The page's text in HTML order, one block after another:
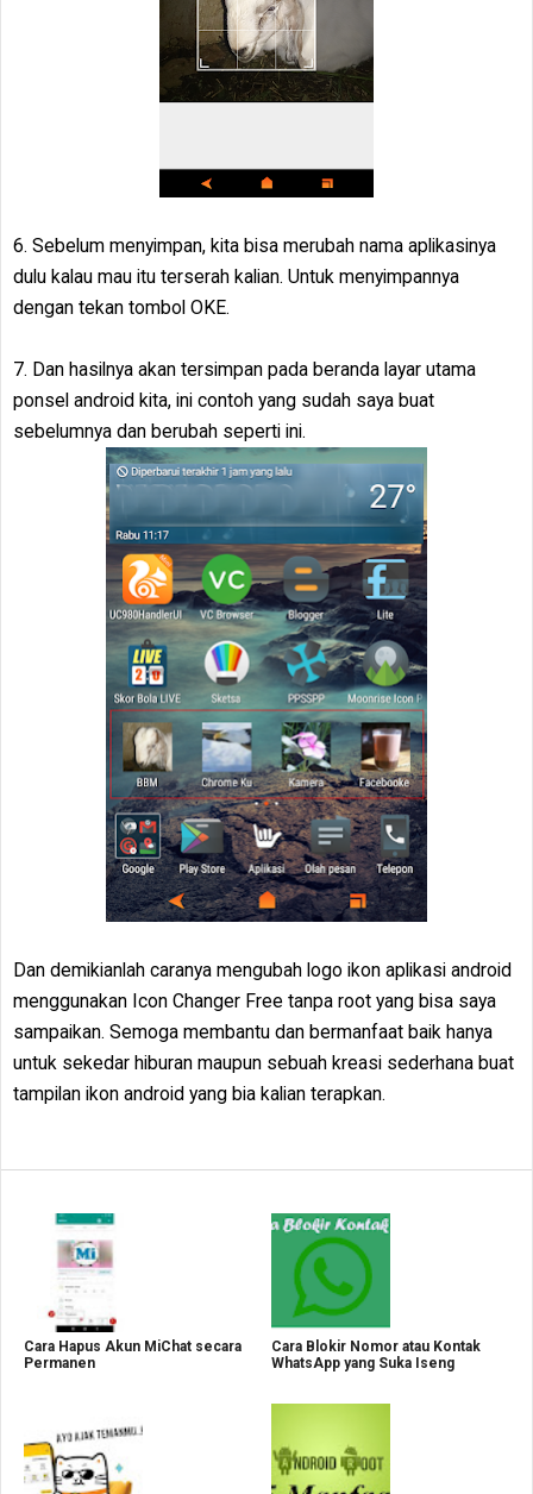
6. Sebelum menyimpan, kita bisa merubah nama aplikasinya
dulu kalau mau itu terserah kalian. Untuk menyimpannya
dengan tekan tombol OKE.
7. Dan hasilnya akan tersimpan pada beranda layar utama
ponsel android kita, ini contoh yang sudah saya buat
sebelumnya dan berubah seperti ini.
Dan demikianlah caranya mengubah logo ikon aplikasi android
menggunakan Icon Changer Free tanpa root yang bisa saya
sampaikan. Semoga membantu dan bermanfaat baik hanya
untuk sekedar hiburan maupun sebuah kreasi sederhana buat
tampilan ikon android yang bia kalian terapkan.
Cara Hapus Akun MiChat secara
Permanen
Cara Blokir Nomor atau Kontak
WhatsApp yang Suka Iseng